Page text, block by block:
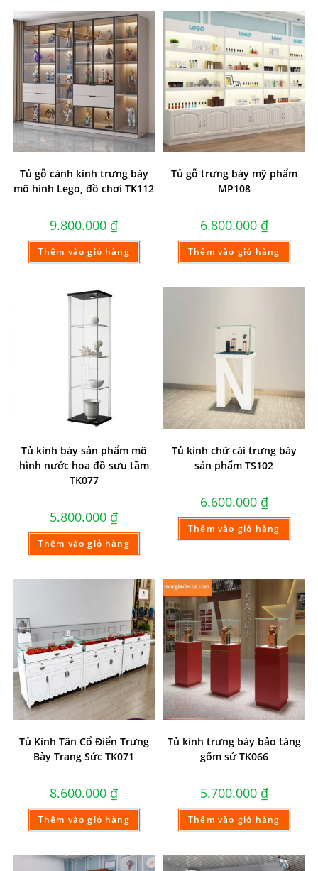
Tủ gỗ cánh kính trưng bày
mô hình Lego, đồ chơi TK112
9.800.000 ₫
Thêm vào giỏ hàng
Tủ gỗ trưng bày mỹ phẩm
MP108
6.800.000 ₫
Thêm vào giỏ hàng
Tủ kính bày sản phẩm mô
hình nước hoa đồ sưu tầm
TK077
5.800.000 ₫
Thêm vào giỏ hàng
Tủ kính chữ cái trưng bày
sản phẩm TS102
6.600.000 ₫
Thêm vào giỏ hàng
Tủ Kính Tân Cổ Điển Trưng
Bày Trang Sức TK071
8.600.000 ₫
Thêm vào giỏ hàng
Tủ kính trưng bày bảo tàng
gốm sứ TK066
5.700.000 ₫
Thêm vào giỏ hàng